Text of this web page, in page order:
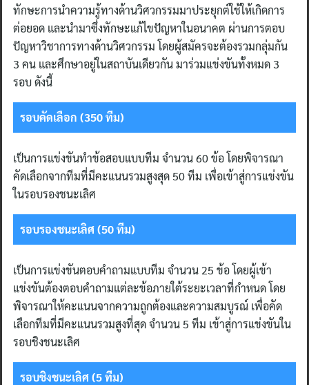
ทักษะการนําความรู้ทางด้านวิศวกรรมมาประยุกต์ใช้ให้เกิดการ
ต่อยอด และนํามาซึ่งทักษะแก้ไขปัญหาในอนาคต ผ่านการตอบ
ปัญหาวิชาการทางด้านวิศวกรรม โดยผู้สมัครจะต้องรวมกลุ่มกัน
3 คน และศึกษาอยู่ในสถาบันเดียวกัน มาร่วมแข่งขันทั้งหมด 3
รอบ ดังนี้
รอบคัดเลือก (350 ทีม)
เป็นการแข่งขันทำข้อสอบแบบทีม จำนวน 60 ข้อ โดยพิจารณา
คัดเลือกจากทีมที่มีคะแนนรวมสูงสุด 50 ทีม เพื่อเข้าสู่การแข่งขัน
ในรอบรองชนะเลิศ
รอบรองชนะเลิศ (50 ทีม)
เป็นการแข่งขันตอบคําถามแบบทีม จำนวน 25 ข้อ โดยผู้เข้า
แข่งขันต้องตอบคําถามแต่ละข้อภายใต้ระยะเวลาที่กำหนด โดย
พิจารณาให้คะแนนจากความถูกต้องและความสมบูรณ์ เพื่อคัด
เลือกทีมที่มีคะแนนรวมสูงที่สุด จำนวน 5 ทีม เข้าสู่การแข่งขันใน
รอบชิงชนะเลิศ
รอบชิงชนะเลิศ (5 ทีม)